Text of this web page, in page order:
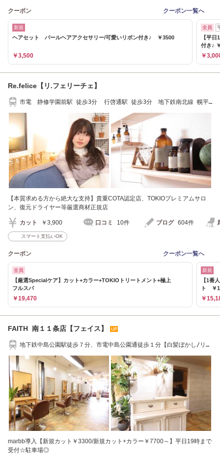
クーポン クーポン一覧へ
新規
ヘアセット パールヘアアクセサリー/可愛いリボン付き♪ ￥3500
￥3,500
全員
【平
付き♪
￥
Re.felice【リ.フェリーチェ】
市電 静修学園前駅 徒歩3分 行啓通駅 徒歩3分 地下鉄南北線 幌平
【本質求める方から絶大な支持】貴重COTA認定店、TOKIOプレミアムサロ
ン、復元ドライヤー等厳選商材正規店
カット ￥3,900 口コミ 10件 ブログ 604件
スマート支払いOK
クーポン クーポン一覧へ
全員
【厳選Specialケア】カット+カラー+TOKIOトリートメント+極上
フルスパ
￥19,470
新規
【1番
ト ￥
￥
FAITH 南１１条店【フェイス】
地下鉄中島公園駅徒歩７分、市電中島公園通徒歩１分【白髪ぼかし/リタ
marbb導入【新規カット￥3300/新規カット+カラー￥7700～】平日19時まで
受付☆駐車場◎